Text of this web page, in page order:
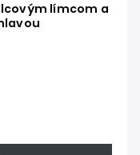
límcom a